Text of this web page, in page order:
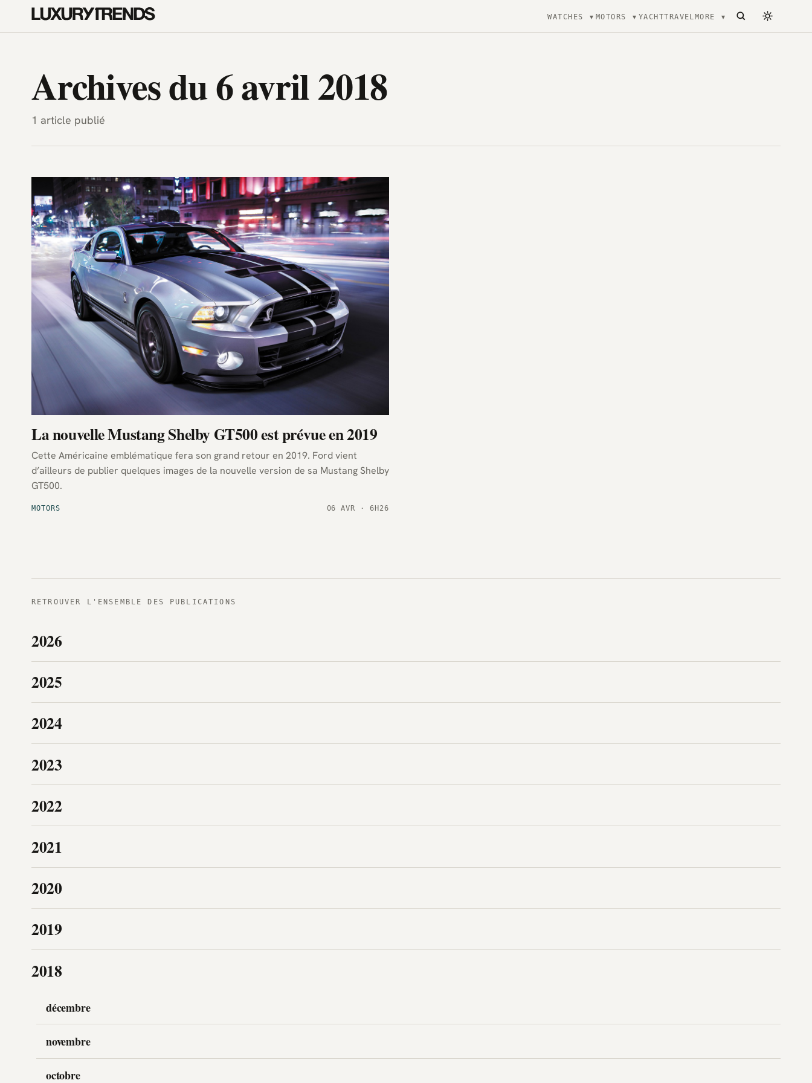
LuxuryTrends.fr — Magazine High-Tech, design, gadget, architecture, mode et Luxe
WATCHES MOTORS YACHTTRAVELMORE
Archives du 6 avril 2018
1 article publié
MOTORS
La nouvelle Mustang Shelby GT500 est prévue en 2019
Cette Américaine emblématique fera son grand retour en 2019. Ford vient
d’ailleurs de publier quelques images de la nouvelle version de sa Mustang Shelby
GT500.
06 AVR · 6H26
RETROUVER L'ENSEMBLE DES PUBLICATIONS
2026
2025
2024
2023
2022
2021
2020
2019
2018
décembre
novembre
octobre